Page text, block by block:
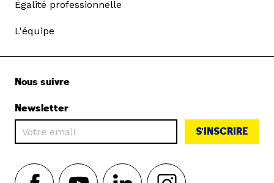
Égalité professionnelle
L'équipe
Nous suivre
Newsletter
S'INSCRIRE